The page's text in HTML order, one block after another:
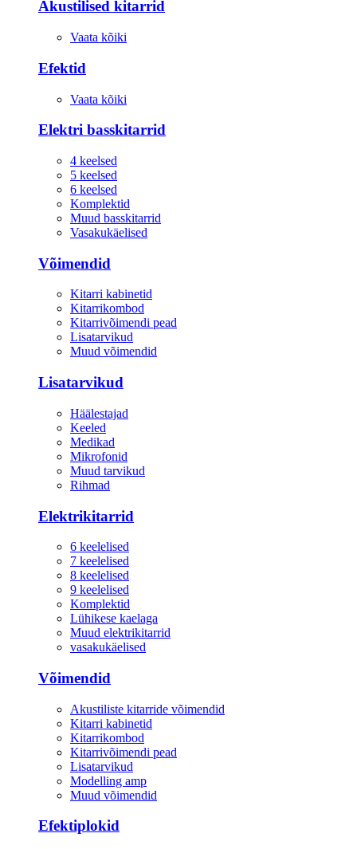
Akustilised kitarrid
Vaata kõiki
Efektid
Vaata kõiki
Elektri basskitarrid
4 keelsed
5 keelsed
6 keelsed
Komplektid
Muud basskitarrid
Vasakukäelised
Võimendid
Kitarri kabinetid
Kitarrikombod
Kitarrivõimendi pead
Lisatarvikud
Muud võimendid
Lisatarvikud
Häälestajad
Keeled
Medikad
Mikrofonid
Muud tarvikud
Rihmad
Elektrikitarrid
6 keelelised
7 keelelised
8 keelelised
9 keelelised
Komplektid
Lühikese kaelaga
Muud elektrikitarrid
vasakukäelised
Võimendid
Akustiliste kitarride võimendid
Kitarri kabinetid
Kitarrikombod
Kitarrivõimendi pead
Lisatarvikud
Modelling amp
Muud võimendid
Efektiplokid